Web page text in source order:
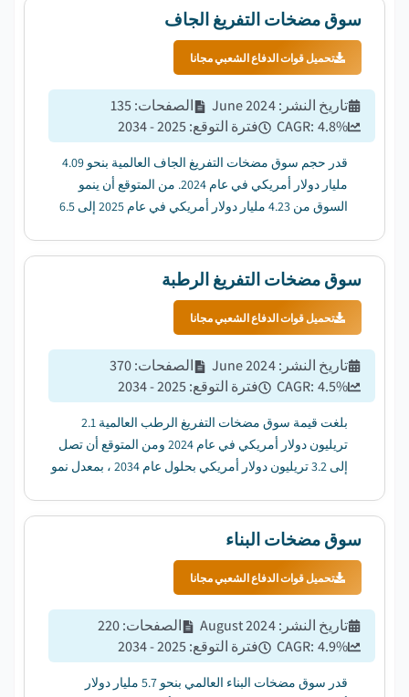
سوق مضخات التفريغ الجاف
تحميل قوات الدفاع الشعبي مجانا
تاريخ النشر :
June 2024 الصفحات:
135
CAGR: 4.8% فترة التوقع:
2025 - 2034
قدر حجم سوق مضخات التفريغ الجاف العالمية بنحو 4.09
مليار دولار أمريكي في عام 2024. من المتوقع أن ينمو
السوق من 4.23 مليار دولار أمريكي في عام 2025 إلى 6.5
سوق مضخات التفريغ الرطبة
تحميل قوات الدفاع الشعبي مجانا
تاريخ النشر :
June 2024 الصفحات:
370
CAGR: 4.5% فترة التوقع:
2025 - 2034
بلغت قيمة سوق مضخات التفريغ الرطب العالمية 2.1
تريليون دولار أمريكي في عام 2024 ومن المتوقع أن تصل
إلى 3.2 تريليون دولار أمريكي بحلول عام 2034 ، بمعدل نمو
سوق مضخات البناء
تحميل قوات الدفاع الشعبي مجانا
تاريخ النشر :
August 2024 الصفحات:
220
CAGR: 4.9% فترة التوقع:
2025 - 2034
قدر سوق مضخات البناء العالمي بنحو 5.7 مليار دولار